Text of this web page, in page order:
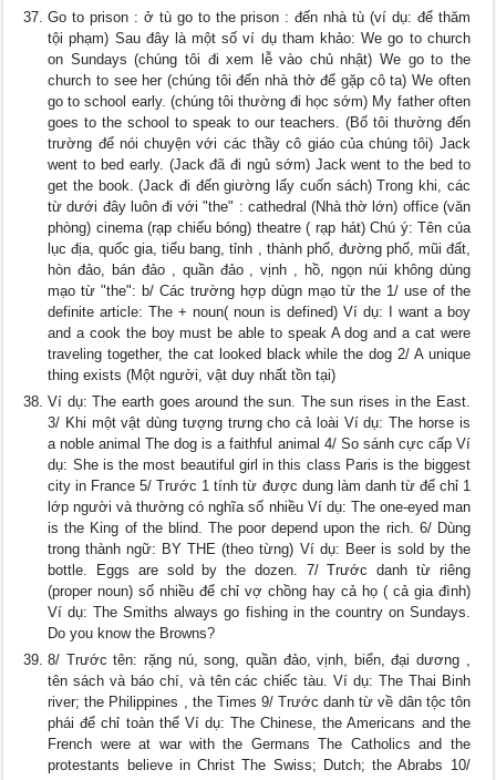
Go to prison : ở tù go to the prison : đến nhà tù (ví dụ: để thăm
tội phạm) Sau đây là một số ví dụ tham khảo: We go to church
on Sundays (chúng tôi đi xem lễ vào chủ nhật) We go to the
church to see her (chúng tôi đến nhà thờ để gặp cô ta) We often
go to school early. (chúng tôi thường đi học sớm) My father often
goes to the school to speak to our teachers. (Bố tôi thường đến
trường để nói chuyện với các thầy cô giáo của chúng tôi) Jack
went to bed early. (Jack đã đi ngủ sớm) Jack went to the bed to
get the book. (Jack đi đến giường lấy cuốn sách) Trong khi, các
từ dưới đây luôn đi với "the" : cathedral (Nhà thờ lớn) office (văn
phòng) cinema (rạp chiếu bóng) theatre ( rạp hát) Chú ý: Tên của
lục địa, quốc gia, tiểu bang, tỉnh , thành phố, đường phố, mũi đất,
hòn đảo, bán đảo , quần đảo , vịnh , hồ, ngọn núi không dùng
mạo từ "the": b/ Các trường hợp dùgn mạo từ the 1/ use of the
definite article: The + noun( noun is defined) Ví dụ: I want a boy
and a cook the boy must be able to speak A dog and a cat were
traveling together, the cat looked black while the dog 2/ A unique
thing exists (Một người, vật duy nhất tồn tại)
Ví dụ: The earth goes around the sun. The sun rises in the East.
3/ Khi một vật dùng tượng trưng cho cả loài Ví dụ: The horse is
a noble animal The dog is a faithful animal 4/ So sánh cực cấp Ví
dụ: She is the most beautiful girl in this class Paris is the biggest
city in France 5/ Trước 1 tính từ được dung làm danh từ để chỉ 1
lớp người và thường có nghĩa số nhiều Ví dụ: The one-eyed man
is the King of the blind. The poor depend upon the rich. 6/ Dùng
trong thành ngữ: BY THE (theo từng) Ví dụ: Beer is sold by the
bottle. Eggs are sold by the dozen. 7/ Trước danh từ riêng
(proper noun) số nhiều để chỉ vợ chồng hay cả họ ( cả gia đình)
Ví dụ: The Smiths always go fishing in the country on Sundays.
Do you know the Browns?
8/ Trước tên: rặng nú, song, quần đảo, vịnh, biển, đại dương ,
tên sách và báo chí, và tên các chiếc tàu. Ví dụ: The Thai Binh
river; the Philippines , the Times 9/ Trước danh từ về dân tộc tôn
phái để chỉ toàn thể Ví dụ: The Chinese, the Americans and the
French were at war with the Germans The Catholics and the
protestants believe in Christ The Swiss; Dutch; the Abrabs 10/